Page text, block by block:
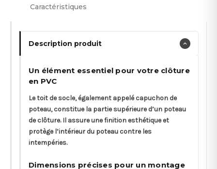
Caractéristiques
Description produit
Un élément essentiel pour votre clôture
en PVC
Le toit de socle, également appelé capuchon de
poteau, constitue la partie supérieure d’un poteau
de clôture. Il assure une finition esthétique et
protège l’intérieur du poteau contre les
intempéries.
Dimensions précises pour un montage